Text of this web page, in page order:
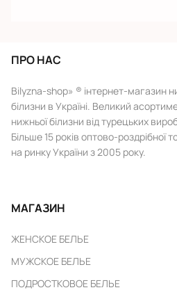
ПРО НАС
Bilyzna-shop» ® інтернет-магазин
білизни в Україні. Великий
нижньої білизни від турецьких
Більше 15 років оптово-роздрібної
на ринку України з 2005 року.
МАГАЗИН
ЖЕНСКОЕ БЕЛЬЕ
МУЖСКОЕ БЕЛЬЕ
ПОДРОСТКОВОЕ БЕЛЬЕ